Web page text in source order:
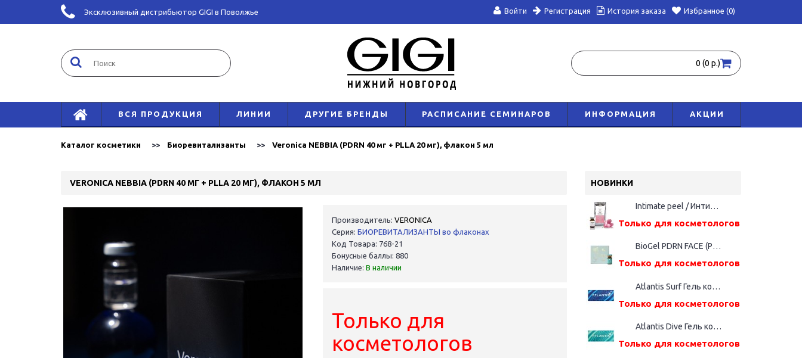
Эксклюзивный дистрибьютор GIGI в Поволжье Войти Регистрация История заказа Избранное (0)
0 (0 р.)
ВСЯ ПРОДУКЦИЯ ЛИНИИ ДРУГИЕ БРЕНДЫ РАСПИСАНИЕ СЕМИНАРОВ ИНФОРМАЦИЯ АКЦИИ
Каталог косметики Биоревитализанты Veronica NEBBIA (PDRN 40 мг + PLLA 20 мг), флакон 5 мл
VERONICA NEBBIA (PDRN 40 МГ + PLLA 20 МГ), ФЛАКОН 5 МЛ
Производитель: VERONICA
Серия: БИОРЕВИТАЛИЗАНТЫ во флаконах
Код Товара: 768-21
Бонусные баллы: 880
Наличие: В наличии
Только для
косметологов
НОВИНКИ
Intimate peel / Интимный пилинг, 5 мл
Только для косметологов
BioGel PDRN FACE (Русалка), фл. 5мл
Только для косметологов
Atlantis Surf Гель косметический, шприц дозатор (2,2%(ВМ), 1,0 мл)
Только для косметологов
Atlantis Dive Гель косметический, шприц дозатор (2,4%(ВМ), 1,0 мл)
Только для косметологов